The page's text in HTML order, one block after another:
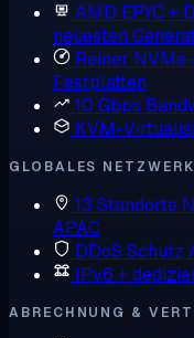
AMD EPYC +
neuesten
Reiner
Festplatten
10 Gbps
KVM-
GLOBALES NETZWERK
13 Standorte
APAC
DDoS Schutz
IPv6 +
ABRECHNUNG &